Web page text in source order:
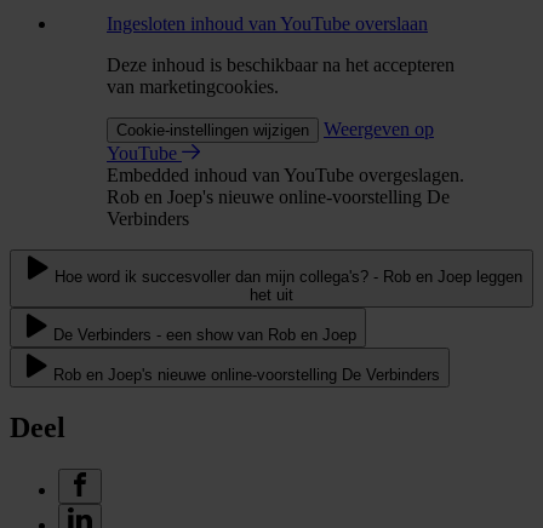
Ingesloten inhoud van YouTube overslaan
Deze inhoud is beschikbaar na het accepteren
van marketingcookies.
Cookie-instellingen wijzigen
Weergeven op
YouTube
Embedded inhoud van YouTube overgeslagen.
Rob en Joep's nieuwe online-voorstelling De
Verbinders
Hoe word ik succesvoller dan mijn collega's? - Rob en Joep leggen
het uit
De Verbinders - een show van Rob en Joep
Rob en Joep's nieuwe online-voorstelling De Verbinders
Deel